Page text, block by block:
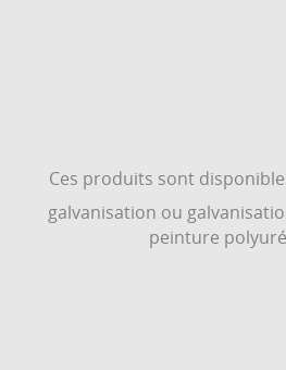
Ces produits sont
galvanisation ou
peinture